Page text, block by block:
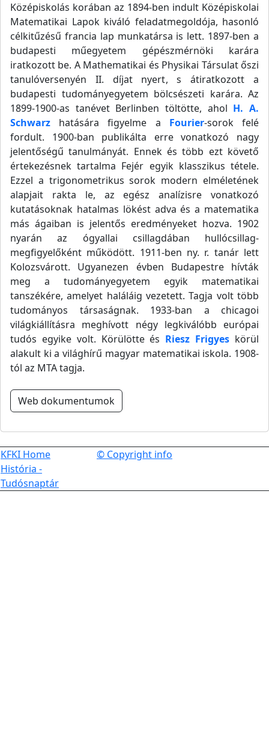
Középiskolás korában az 1894-ben indult Középiskolai
Matematikai Lapok kiváló feladatmegoldója, hasonló
célkitűzésű francia lap munkatársa is lett. 1897-ben a
budapesti műegyetem gépészmérnöki karára
iratkozott be. A Mathematikai és Physikai Társulat őszi
tanulóversenyén II. díjat nyert, s átiratkozott a
budapesti tudományegyetem bölcsészeti karára. Az
1899-1900-as tanévet Berlinben töltötte, ahol H. A.
Schwarz hatására figyelme a Fourier-sorok felé
fordult. 1900-ban publikálta erre vonatkozó nagy
jelentőségű tanulmányát. Ennek és több ezt követő
értekezésnek tartalma Fejér egyik klasszikus tétele.
Ezzel a trigonometrikus sorok modern elméletének
alapjait rakta le, az egész analízisre vonatkozó
kutatásoknak hatalmas lökést adva és a matematika
más ágaiban is jelentős eredményeket hozva. 1902
nyarán az ógyallai csillagdában hullócsillag-
megfigyelőként működött. 1911-ben ny. r. tanár lett
Kolozsvárott. Ugyanezen évben Budapestre hívták
meg a tudományegyetem egyik matematikai
tanszékére, amelyet haláláig vezetett. Tagja volt több
tudományos társaságnak. 1933-ban a chicagoi
világkiállításra meghívott négy legkiválóbb európai
tudós egyike volt. Körülötte és Riesz Frigyes körül
alakult ki a világhírű magyar matematikai iskola. 1908-
tól az MTA tagja.
Web dokumentumok
KFKI Home
História -
Tudósnaptár
© Copyright info